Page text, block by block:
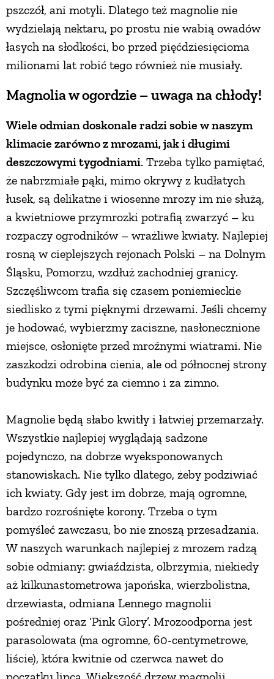
pszczół, ani motyli. Dlatego też magnolie nie
wydzielają nektaru, po prostu nie wabią owadów
łasych na słodkości, bo przed pięćdziesięcioma
milionami lat robić tego również nie musiały.
Magnolia w ogordzie – uwaga na chłody!
Wiele odmian doskonale radzi sobie w naszym
klimacie zarówno z mrozami, jak i długimi
deszczowymi tygodniami. Trzeba tylko pamiętać,
że nabrzmiałe pąki, mimo okrywy z kudłatych
łusek, są delikatne i wiosenne mrozy im nie służą,
a kwietniowe przymrozki potrafią zwarzyć – ku
rozpaczy ogrodników – wrażliwe kwiaty. Najlepiej
rosną w cieplejszych rejonach Polski – na Dolnym
Śląsku, Pomorzu, wzdłuż zachodniej granicy.
Szczęśliwcom trafia się czasem poniemieckie
siedlisko z tymi pięknymi drzewami. Jeśli chcemy
je hodować, wybierzmy zaciszne, nasłonecznione
miejsce, osłonięte przed mroźnymi wiatrami. Nie
zaszkodzi odrobina cienia, ale od północnej strony
budynku może być za ciemno i za zimno.
Magnolie będą słabo kwitły i łatwiej przemarzały.
Wszystkie najlepiej wyglądają sadzone
pojedynczo, na dobrze wyeksponowanych
stanowiskach. Nie tylko dlatego, żeby podziwiać
ich kwiaty. Gdy jest im dobrze, mają ogromne,
bardzo rozrośnięte korony. Trzeba o tym
pomyśleć zawczasu, bo nie znoszą przesadzania.
W naszych warunkach najlepiej z mrozem radzą
sobie odmiany: gwiaździsta, olbrzymia, niekiedy
aż kilkunastometrowa japońska, wierzbolistna,
drzewiasta, odmiana Lennego magnolii
pośredniej oraz ‘Pink Glory’. Mrozoodporna jest
parasolowata (ma ogromne, 60-centymetrowe,
liście), która kwitnie od czerwca nawet do